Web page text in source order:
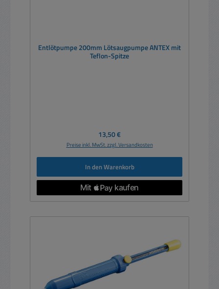
Entlötpumpe 200mm Lötsaugpumpe ANTEX mit
Teflon-Spitze
Regulärer Preis:
13,50 €
Preise inkl. MwSt. zzgl. Versandkosten
In den Warenkorb